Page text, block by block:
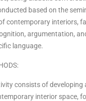
based on the
contemporary interiors,
argumentation,
language.
consists of
interior space,